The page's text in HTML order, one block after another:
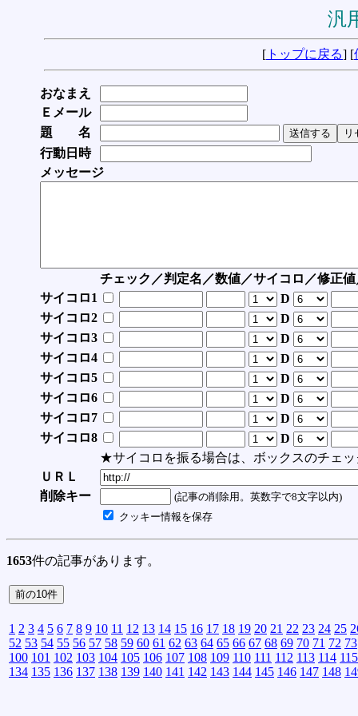
汎
[ トップに戻る] [
おなまえ
Ｅメール
題 名
行動日時
メッセージ
チェック／判定名／数値／サイコロ／修正
サイコロ1
D
サイコロ2
D
サイコロ3
D
サイコロ4
D
サイコロ5
D
サイコロ6
D
サイコロ7
D
サイコロ8
D
★サイコロを振る場合は、ボックスのチェッ
ＵＲＬ
削除キー
(記事の削除用。英数字で8文字以内)
クッキー情報を保存
1653件の記事があります。
1 2 3 4 5 6 7 8 9 10 11 12 13 14 15 16 17 18 19 20 21 22 23 24 25
52 53 54 55 56 57 58 59 60 61 62 63 64 65 66 67 68 69 70 71 72 73
100 101 102 103 104 105 106 107 108 109 110 111 112 113 114 115
134 135 136 137 138 139 140 141 142 143 144 145 146 147 148